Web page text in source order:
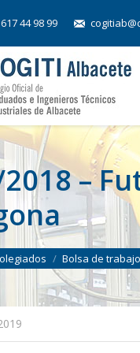
44 98 99
–
Bolsa de trabajo